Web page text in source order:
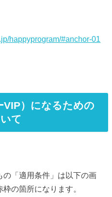
happyprogram/#anchor-01
VIP）になるための
て
「適用条件」は以下の画
の箇所になります。